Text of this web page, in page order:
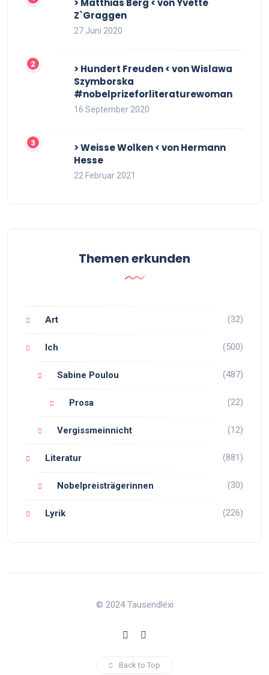
> Matthias Berg < von Yvette
Z`Graggen
27 Juni 2020
> Hundert Freuden < von Wislawa
Szymborska
#nobelprizeforliteraturewoman
16 September 2020
> Weisse Wolken < von Hermann
Hesse
22 Februar 2021
Themen erkunden
Art (32)
Ich (500)
Sabine Poulou (487)
Prosa (22)
Vergissmeinnicht (12)
Literatur (881)
Nobelpreisträgerinnen (30)
Lyrik (226)
© 2024 Tausendléxi
Back to Top